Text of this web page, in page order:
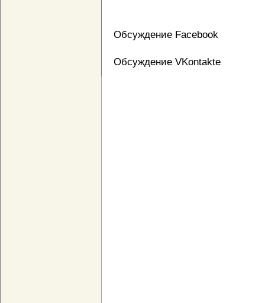
Обсуждение Facebook
Обсуждение VKontakte